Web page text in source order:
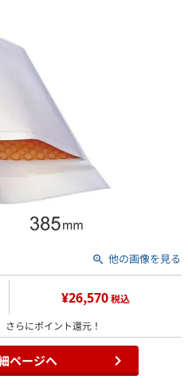
他の画像を見る
¥26,570税込
らにポイント還元！
ページへ